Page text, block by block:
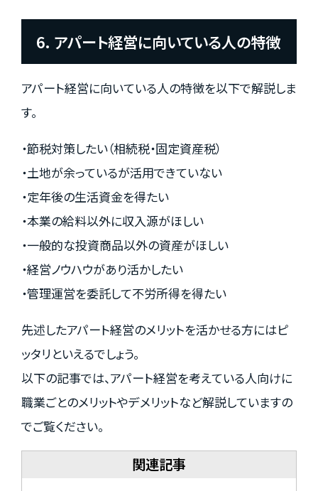
6. アパート経営に向いている人の特徴
アパート経営に向いている人の特徴を以下で解説しま
す。
・節税対策したい（相続税・固定資産税）
・土地が余っているが活用できていない
・定年後の生活資金を得たい
・本業の給料以外に収入源がほしい
・一般的な投資商品以外の資産がほしい
・経営ノウハウがあり活かしたい
・管理運営を委託して不労所得を得たい
先述したアパート経営のメリットを活かせる方にはピ
ッタリといえるでしょう。
以下の記事では、アパート経営を考えている人向けに
職業ごとのメリットやデメリットなど解説していますの
でご覧ください。